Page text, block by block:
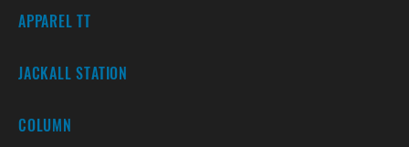
APPAREL TT
JACKALL STATION
COLUMN